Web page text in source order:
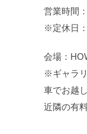
営業時間
※定休日
会場：
※ギャラ
車でお越
近隣の有